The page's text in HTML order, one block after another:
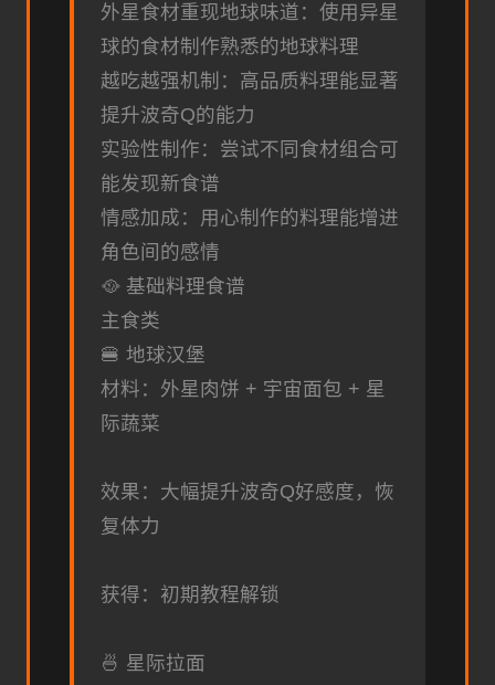
外星食材重现地球味道：使用异星
球的食材制作熟悉的地球料理
越吃越强机制：高品质料理能显著
提升波奇Q的能力
实验性制作：尝试不同食材组合可
能发现新食谱
情感加成：用心制作的料理能增进
角色间的感情
🥘 基础料理食谱
主食类
🍔 地球汉堡
材料：外星肉饼 + 宇宙面包 + 星
际蔬菜
效果：大幅提升波奇Q好感度，恢
复体力
获得：初期教程解锁
🍜 星际拉面